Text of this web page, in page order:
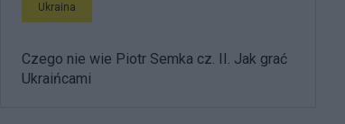
Ukraina
Czego nie wie Piotr Semka cz. II. Jak grać
Ukraińcami